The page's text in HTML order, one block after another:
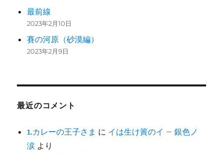
最前線
2023年2月10日
賽の河原（砂漠編）
2023年2月9日
最近のコメント
1.カレーの王子さま に イは生け簀のイ – 銀色ノ
涙 より